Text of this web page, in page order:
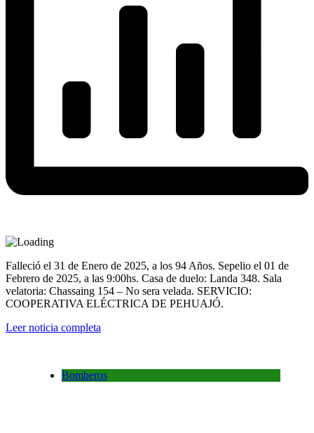
Falleció el 31 de Enero de 2025, a los 94 Años. Sepelio el 01 de
Febrero de 2025, a las 9:00hs. Casa de duelo: Landa 348. Sala
velatoria: Chassaing 154 – No sera velada. SERVICIO:
COOPERATIVA ELÉCTRICA DE PEHUAJÓ.
Leer noticia completa
Bomberos